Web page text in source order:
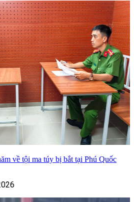
về tội ma túy bị bắt tại Phú Quốc